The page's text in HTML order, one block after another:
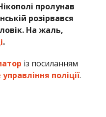
пролунав
розірвався
На жаль,
.
із посиланням
поліції.